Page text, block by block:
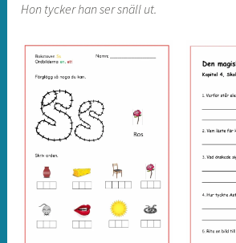
Hon tycker han ser snäll ut.